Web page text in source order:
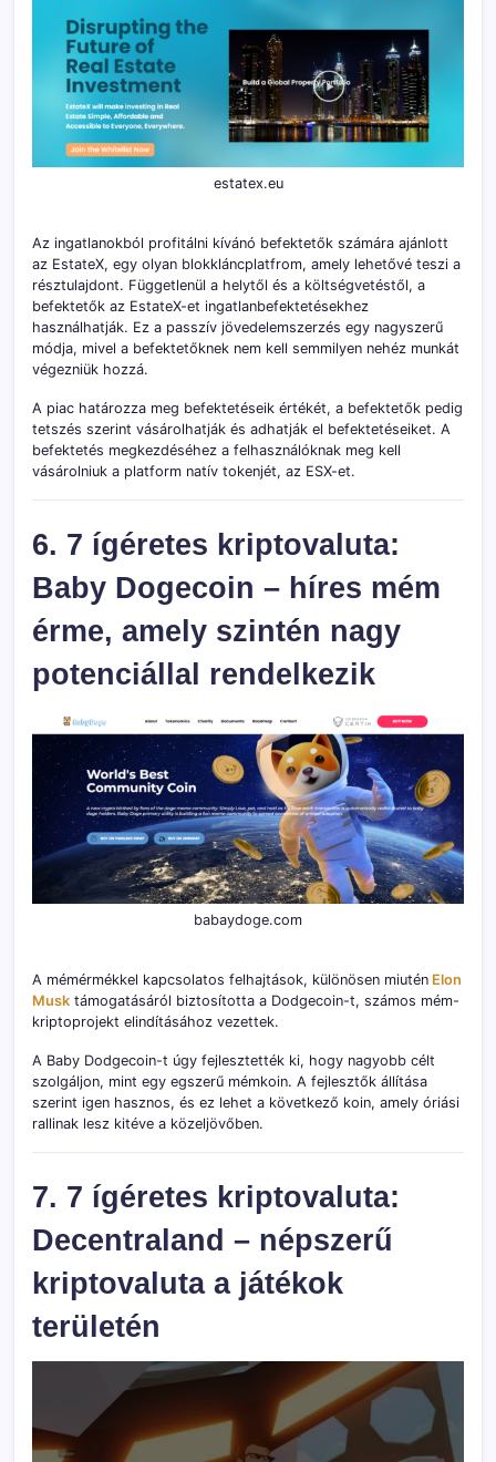
estatex.eu
Az ingatlanokból profitálni kívánó befektetők számára ajánlott
az EstateX, egy olyan blokkláncplatfrom, amely lehetővé teszi a
résztulajdont. Függetlenül a helytől és a költségvetéstől, a
befektetők az EstateX-et ingatlanbefektetésekhez
használhatják. Ez a passzív jövedelemszerzés egy nagyszerű
módja, mivel a befektetőknek nem kell semmilyen nehéz munkát
végezniük hozzá.
A piac határozza meg befektetéseik értékét, a befektetők pedig
tetszés szerint vásárolhatják és adhatják el befektetéseiket. A
befektetés megkezdéséhez a felhasználóknak meg kell
vásárolniuk a platform natív tokenjét, az ESX-et.
6. 7 ígéretes kriptovaluta:
Baby Dogecoin – híres mém
érme, amely szintén nagy
potenciállal rendelkezik
babaydoge.com
A mémérmékkel kapcsolatos felhajtások, különösen miutén Elon
Musk támogatásáról biztosította a Dodgecoin-t, számos mém-
kriptoprojekt elindításához vezettek.
A Baby Dodgecoin-t úgy fejlesztették ki, hogy nagyobb célt
szolgáljon, mint egy egszerű mémkoin. A fejlesztők állítása
szerint igen hasznos, és ez lehet a következő koin, amely óriási
rallinak lesz kitéve a közeljövőben.
7. 7 ígéretes kriptovaluta:
Decentraland – népszerű
kriptovaluta a játékok
területén